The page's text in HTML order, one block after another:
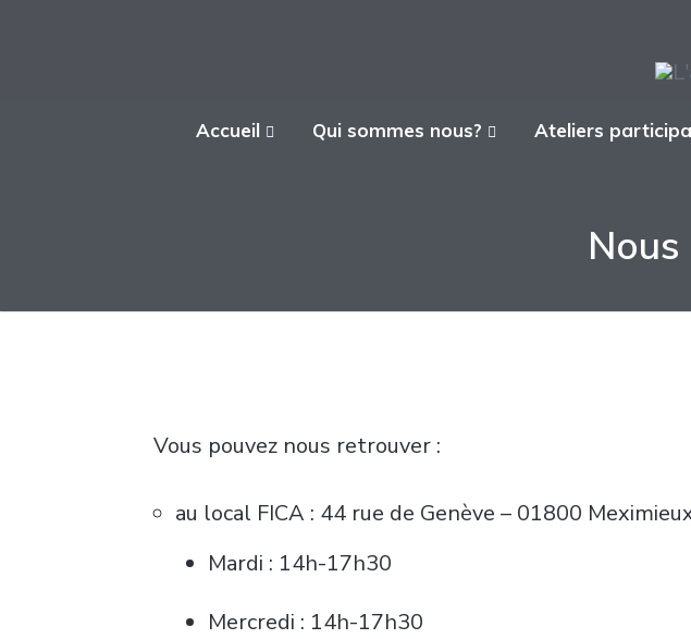
Accueil Qui sommes nous? Ateliers
Vous pouvez nous retrouver :
au local FICA : 44 rue de Genève – 01800
Mardi : 14h-17h30
Mercredi : 14h-17h30